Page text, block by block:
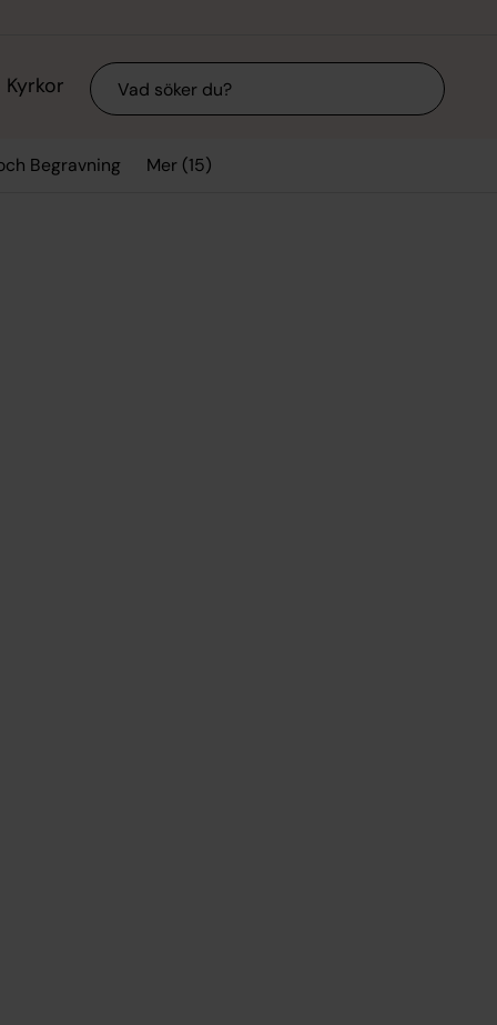
Kyrkor Sök
Begravning Mer (15)